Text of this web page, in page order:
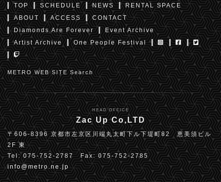
TOP SCHEDULE NEWS
RENTAL SPACE
ABOUT
ACCESS
CONTACT
Diamonds Are Forever
Event Archive
Artist Archive
One People Festival
METRO WEB SITE Search
HEAD OFFICE
Zac Up Co,LTD
〒606-8396 京都市左京区川端丸太町下ル下堤町82 恵美須ビル
2F 東
Tel: 075-752-2787 Fax: 075-752-2785
info@metro.ne.jp